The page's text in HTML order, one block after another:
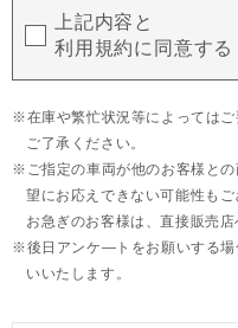
上記内容と
利用規約に同意する
在庫や繁忙状況等によっては
ご了承ください。
ご指定の車両が他のお客様と
望にお応えできない可能性もご
お急ぎのお客様は、直接販売
後日アンケ―トをお願いする
いいたします。